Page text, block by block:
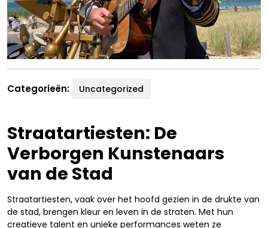
Categorieën: Uncategorized
Straatartiesten: De
Verborgen Kunstenaars
van de Stad
Straatartiesten, vaak over het hoofd gezien in de drukte van
de stad, brengen kleur en leven in de straten. Met hun
creatieve talent en unieke performances weten ze